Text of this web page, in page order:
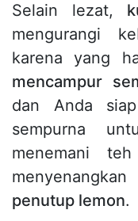
Selain lezat,
mengurangi
karena yang
mencampur
dan Anda
sempurna
menemani
penutup lemon.